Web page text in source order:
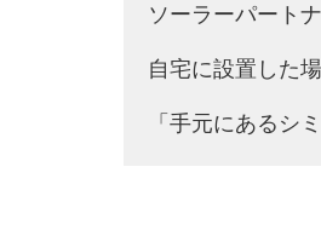
ソーラーパート
自宅に設置した
「手元にあるシ